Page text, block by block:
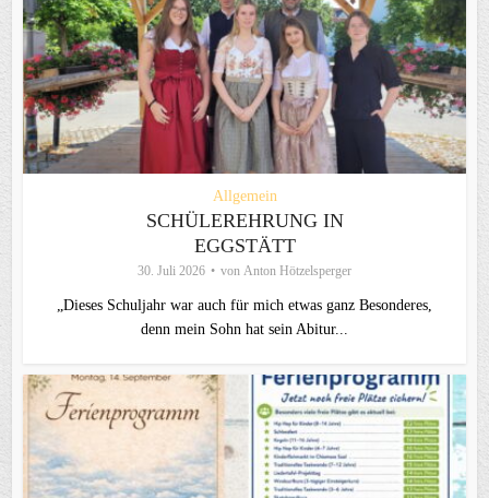
Allgemein
SCHÜLEREHRUNG IN
EGGSTÄTT
30. Juli 2026 von Anton Hötzelsperger
„Dieses Schuljahr war auch für mich etwas ganz Besonderes,
denn mein Sohn hat sein Abitur...